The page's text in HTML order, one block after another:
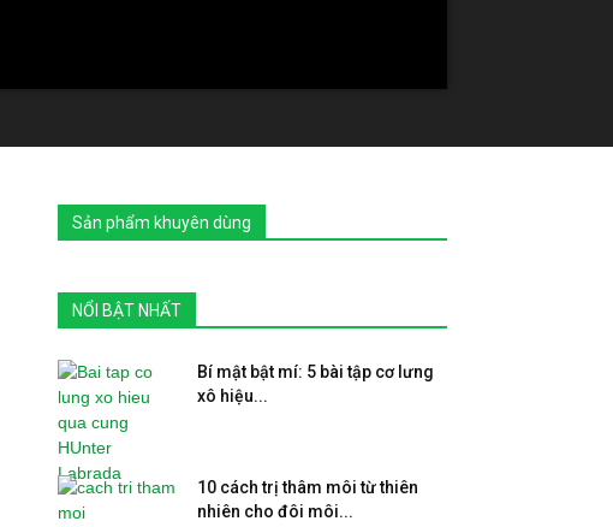
Sản phẩm khuyên dùng
NỔI BẬT NHẤT
Bí mật bật mí: 5 bài tập cơ lưng
xô hiệu...
10 cách trị thâm môi từ thiên
nhiên cho đôi môi...